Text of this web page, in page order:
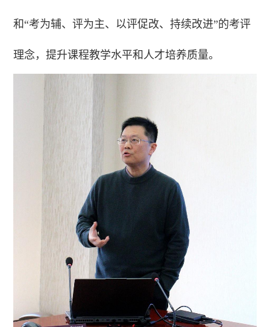
和“考为辅、评为主、以评促改、持续改进”的考评
理念，提升课程教学水平和人才培养质量。